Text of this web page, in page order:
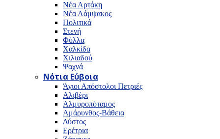
Νέα Αρτάκη
Νέα Λάμψακος
Πολιτικά
Στενή
Φύλλα
Χαλκίδα
Χιλιαδού
Ψαχνά
Νότια Εύβοια
Άγιοι Απόστολοι Πετριές
Αλιβέρι
Αλμυροπόταμος
Αμάρυνθος-Βάθεια
Δύστος
Ερέτρια